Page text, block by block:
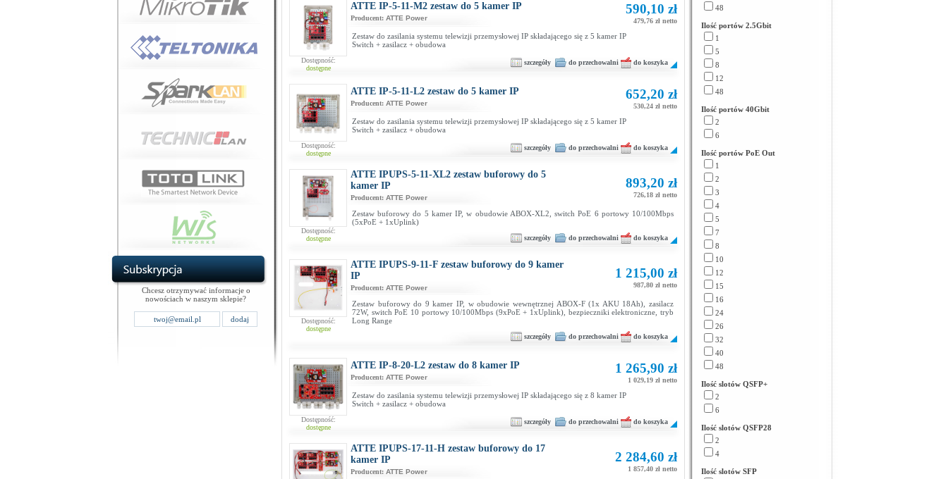
Chcesz otrzymywać informacje o
nowościach w naszym sklepie?
Dostępność:
dostępne
ATTE IP-5-11-M2 zestaw do 5 kamer IP
Producent: ATTE Power
590,10 zł
479,76 zł netto
Zestaw do zasilania systemu telewizji przemysłowej IP składającego się z 5 kamer IP
Switch + zasilacz + obudowa
szczegóły do przechowalni do koszyka
Dostępność:
dostępne
ATTE IP-5-11-L2 zestaw do 5 kamer IP
Producent: ATTE Power
652,20 zł
530,24 zł netto
Zestaw do zasilania systemu telewizji przemysłowej IP składającego się z 5 kamer IP
Switch + zasilacz + obudowa
szczegóły do przechowalni do koszyka
Dostępność:
dostępne
ATTE IPUPS-5-11-XL2 zestaw buforowy do 5
kamer IP
Producent: ATTE Power
893,20 zł
726,18 zł netto
Zestaw buforowy do 5 kamer IP, w obudowie ABOX-XL2, switch PoE 6 portowy 10/100Mbps
(5xPoE + 1xUplink)
szczegóły do przechowalni do koszyka
Dostępność:
dostępne
ATTE IPUPS-9-11-F zestaw buforowy do 9 kamer
IP
Producent: ATTE Power
1 215,00 zł
987,80 zł netto
Zestaw buforowy do 9 kamer IP, w obudowie wewnętrznej ABOX-F (1x AKU 18Ah), zasilacz
72W, switch PoE 10 portowy 10/100Mbps (9xPoE + 1xUplink), bezpieczniki elektroniczne, tryb
Long Range
szczegóły do przechowalni do koszyka
Dostępność:
dostępne
ATTE IP-8-20-L2 zestaw do 8 kamer IP
Producent: ATTE Power
1 265,90 zł
1 029,19 zł netto
Zestaw do zasilania systemu telewizji przemysłowej IP składającego się z 8 kamer IP
Switch + zasilacz + obudowa
szczegóły do przechowalni do koszyka
ATTE IPUPS-17-11-H zestaw buforowy do 17
kamer IP
Producent: ATTE Power
2 284,60 zł
1 857,40 zł netto
48
Ilość portów 2.5Gbit
1
5
8
12
48
Ilość portów 40Gbit
2
6
Ilość portów PoE Out
1
2
3
4
5
7
8
10
12
15
16
24
26
32
40
48
Ilość slotów QSFP+
2
6
Ilość slotów QSFP28
2
4
Ilość slotów SFP